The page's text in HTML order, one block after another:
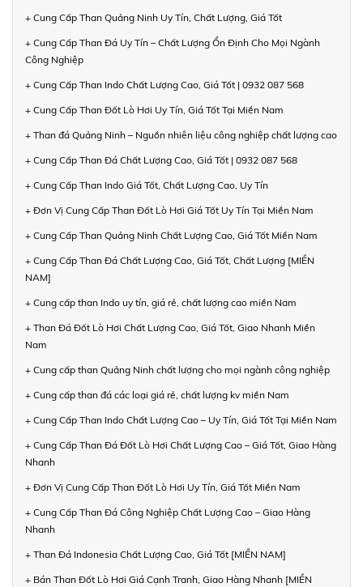
+ Cung Cấp Than Quảng Ninh Uy Tín, Chất Lượng, Giá Tốt
+ Cung Cấp Than Đá Uy Tín – Chất Lượng Ổn Định Cho Mọi Ngành
Công Nghiệp
+ Cung Cấp Than Indo Chất Lượng Cao, Giá Tốt | 0932 087 568
+ Cung Cấp Than Đốt Lò Hơi Uy Tín, Giá Tốt Tại Miền Nam
+ Than đá Quảng Ninh – Nguồn nhiên liệu công nghiệp chất lượng cao
+ Cung Cấp Than Đá Chất Lượng Cao, Giá Tốt | 0932 087 568
+ Cung Cấp Than Indo Giá Tốt, Chất Lượng Cao, Uy Tín
+ Đơn Vị Cung Cấp Than Đốt Lò Hơi Giá Tốt Uy Tín Tại Miền Nam
+ Cung Cấp Than Quảng Ninh Chất Lượng Cao, Giá Tốt Miền Nam
+ Cung Cấp Than Đá Chất Lượng Cao, Giá Tốt, Chất Lượng [MIỀN
NAM]
+ Cung cấp than Indo uy tín, giá rẻ, chất lượng cao miền Nam
+ Than Đá Đốt Lò Hơi Chất Lượng Cao, Giá Tốt, Giao Nhanh Miền
Nam
+ Cung cấp than Quảng Ninh chất lượng cho mọi ngành công nghiệp
+ Cung cấp than đá các loại giá rẻ, chất lượng kv miền Nam
+ Cung Cấp Than Indo Chất Lượng Cao – Uy Tín, Giá Tốt Tại Miền Nam
+ Cung Cấp Than Đá Đốt Lò Hơi Chất Lượng Cao – Giá Tốt, Giao Hàng
Nhanh
+ Đơn Vị Cung Cấp Than Đốt Lò Hơi Uy Tín, Giá Tốt Miền Nam
+ Cung Cấp Than Đá Công Nghiệp Chất Lượng Cao – Giao Hàng
Nhanh
+ Than Đá Indonesia Chất Lượng Cao, Giá Tốt [MIỀN NAM]
+ Bán Than Đốt Lò Hơi Giá Cạnh Tranh, Giao Hàng Nhanh [MIỀN